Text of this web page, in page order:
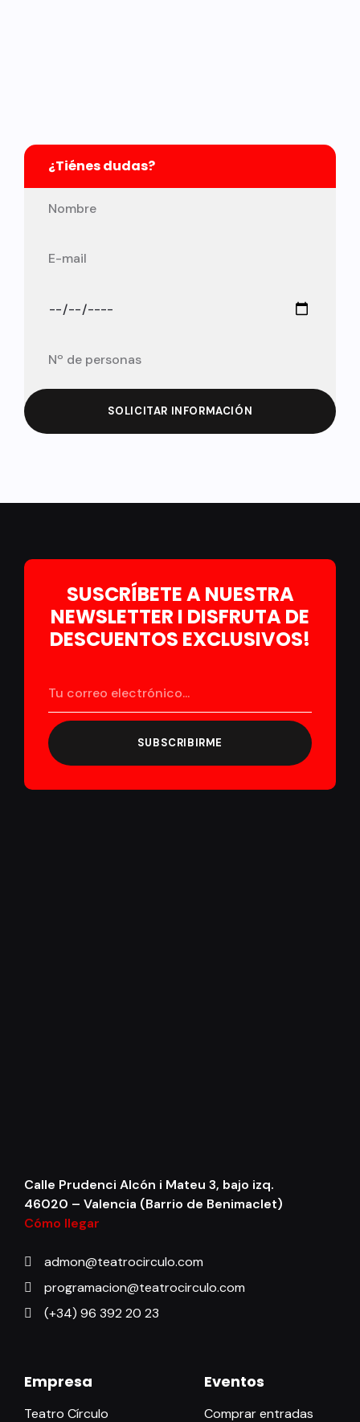
¿Tiénes dudas?
SOLICITAR INFORMACIÓN
SUSCRÍBETE A NUESTRA
NEWSLETTER I DISFRUTA DE
DESCUENTOS EXCLUSIVOS!
SUBSCRIBIRME
Calle Prudenci Alcón i Mateu 3, bajo izq.
46020 – Valencia (Barrio de Benimaclet)
Cómo llegar
admon@teatrocirculo.com
programacion@teatrocirculo.com
(+34) 96 392 20 23
Empresa
Teatro Círculo
Eventos
Comprar entradas